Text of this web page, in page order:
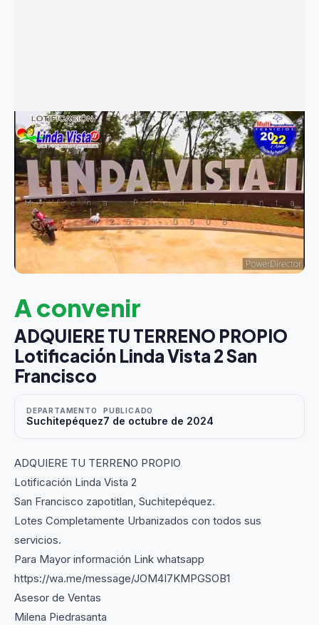
A convenir
ADQUIERE TU TERRENO PROPIO
Lotificación Linda Vista 2 San
Francisco
DEPARTAMENTO
Suchitepéquez
PUBLICADO
7 de octubre de 2024
ADQUIERE TU TERRENO PROPIO
Lotificación Linda Vista 2
San Francisco zapotitlan, Suchitepéquez.
Lotes Completamente Urbanizados con todos sus
servicios.
Para Mayor información Link whatsapp
https://wa.me/message/JOM4I7KMPGSOB1
Asesor de Ventas
Milena Piedrasanta